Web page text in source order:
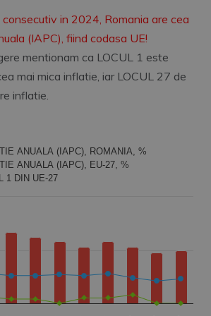
in 2024, Romania are cea
(IAPC), fiind codasa UE!
mentionam ca LOCUL 1 este
mai mica inflatie, iar LOCUL 27 de
inflatie.
3 data series.
displaying categories.
ANUALA (IAPC), ROMANIA, %
ANUALA (IAPC), EU-27, %
1 DIN UE-27